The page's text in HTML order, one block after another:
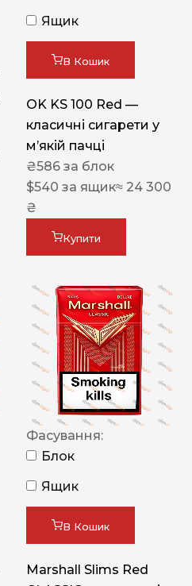
Ящик
В Кошик
OK KS 100 Red —
класичні сигарети у
м’якій пачці
₴586 за блок
$540 за ящик≈ 24 300
₴
Купити
Фасування:
Блок
Ящик
В Кошик
Marshall Slims Red